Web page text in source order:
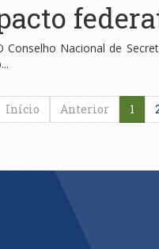
Conselho Nacional de
Início
Anterior 1